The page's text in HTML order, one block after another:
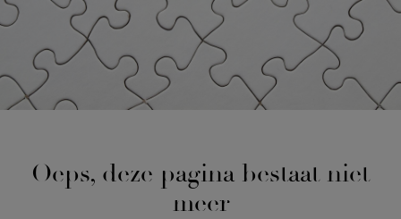
Oeps, deze pagina bestaat niet
meer